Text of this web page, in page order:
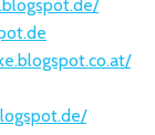
o.at/